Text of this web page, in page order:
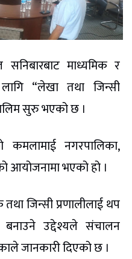
सनिबारबाट माध्यमिक र
“लेखा तथा जिन्सी
सुरु भएको छ ।
कमलामाई नगरपालिका,
आयोजनामा भएको हो ।
जिन्सी प्रणालीलाई थप
बनाउने उद्देश्यले संचालन
जानकारी दिएको छ ।